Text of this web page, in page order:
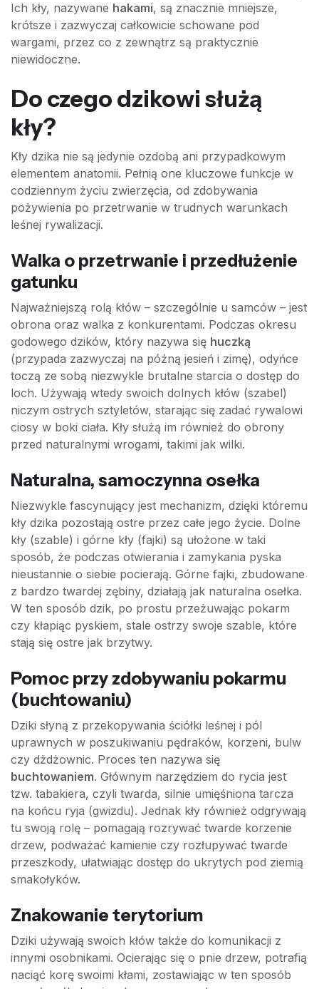
Ich kły, nazywane hakami, są znacznie mniejsze,
krótsze i zazwyczaj całkowicie schowane pod
wargami, przez co z zewnątrz są praktycznie
niewidoczne.
Do czego dzikowi służą
kły?
Kły dzika nie są jedynie ozdobą ani przypadkowym
elementem anatomii. Pełnią one kluczowe funkcje w
codziennym życiu zwierzęcia, od zdobywania
pożywienia po przetrwanie w trudnych warunkach
leśnej rywalizacji.
Walka o przetrwanie i przedłużenie
gatunku
Najważniejszą rolą kłów – szczególnie u samców – jest
obrona oraz walka z konkurentami. Podczas okresu
godowego dzików, który nazywa się huczką
(przypada zazwyczaj na późną jesień i zimę), odyńce
toczą ze sobą niezwykle brutalne starcia o dostęp do
loch. Używają wtedy swoich dolnych kłów (szabel)
niczym ostrych sztyletów, starając się zadać rywalowi
ciosy w boki ciała. Kły służą im również do obrony
przed naturalnymi wrogami, takimi jak wilki.
Naturalna, samoczynna osełka
Niezwykle fascynujący jest mechanizm, dzięki któremu
kły dzika pozostają ostre przez całe jego życie. Dolne
kły (szable) i górne kły (fajki) są ułożone w taki
sposób, że podczas otwierania i zamykania pyska
nieustannie o siebie pocierają. Górne fajki, zbudowane
z bardzo twardej zębiny, działają jak naturalna osełka.
W ten sposób dzik, po prostu przeżuwając pokarm
czy kłapiąc pyskiem, stale ostrzy swoje szable, które
stają się ostre jak brzytwy.
Pomoc przy zdobywaniu pokarmu
(buchtowaniu)
Dziki słyną z przekopywania ściółki leśnej i pól
uprawnych w poszukiwaniu pędraków, korzeni, bulw
czy dżdżownic. Proces ten nazywa się
buchtowaniem. Głównym narzędziem do rycia jest
tzw. tabakiera, czyli twarda, silnie umięśniona tarcza
na końcu ryja (gwizdu). Jednak kły również odgrywają
tu swoją rolę – pomagają rozrywać twarde korzenie
drzew, podważać kamienie czy rozłupywać twarde
przeszkody, ułatwiając dostęp do ukrytych pod ziemią
smakołyków.
Znakowanie terytorium
Dziki używają swoich kłów także do komunikacji z
innymi osobnikami. Ocierając się o pnie drzew, potrafią
naciąć korę swoimi kłami, zostawiając w ten sposób